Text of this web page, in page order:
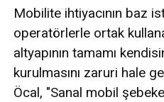
Mobilite ihtiyacının baz
operatörlerle ortak
altyapının tamamı
kurulmasını zaruri hale
Öcal, "Sanal mobil